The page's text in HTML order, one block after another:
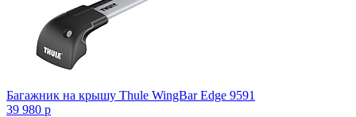
Багажник на крышу Thule WingBar Edge 9591
39 980 p